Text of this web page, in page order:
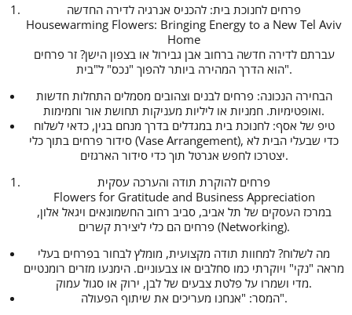
פרחים לחנוכת בית: להכניס אנרגיה לדירה החדשה
Housewarming Flowers: Bringing Energy to a New Tel Aviv
Home
עברתם לדירה חדשה ברחוב אבן גבירול או בצפון הישן? זר פרחים
הוא הדרך המהירה ביותר להפוך "נכס" ל"בית".
הבחירה הנכונה: פרחים לבנים וצהובים מסמלים התחלות חדשות
ואופטימיות. חמניות או ליליות מעניקות תחושת אור וחמימות.
טיפ של אסף: לחנוכת בית במגדלים בדרך מנחם בגין, כדאי לשלוח
סידור פרחים בתוך כלי (Vase Arrangement), כדי שבעלי הבית לא
יצטרכו לחפש אגרטל תוך כדי סידור הארגזים.
פרחים להוקרת תודה והערכה עסקית
Flowers for Gratitude and Business Appreciation
במרכז העסקים של תל אביב, סביב רחוב החשמונאים ויגאל אלון,
פרחים הם כלי ליצירת קשרים (Networking).
מה לשלוח? למחוות תודה מקצועית, מומלץ לבחור בפרחים בעלי
מראה "נקי" ויוקרתי כמו סחלבים או צבעוניים. הימנעו מזרים רומנטיים
מדי ושמרו על פלטת צבעים של לבן, ירוק או סגול עמוק.
המסר: "אנחנו מעריכים את שיתוף הפעולה".